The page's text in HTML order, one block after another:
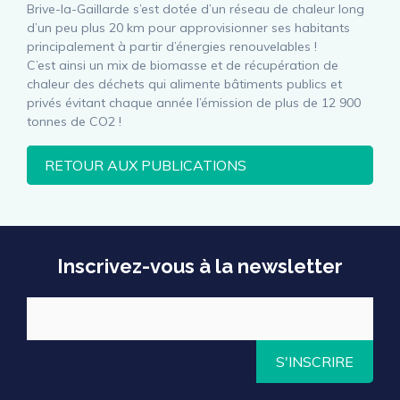
Brive-la-Gaillarde s’est dotée d’un réseau de chaleur long
d’un peu plus 20 km pour approvisionner ses habitants
principalement à partir d’énergies renouvelables !
C’est ainsi un mix de biomasse et de récupération de
chaleur des déchets qui alimente bâtiments publics et
privés évitant chaque année l’émission de plus de 12 900
tonnes de CO2 !
RETOUR AUX PUBLICATIONS
Inscrivez-vous à la newsletter
S'INSCRIRE